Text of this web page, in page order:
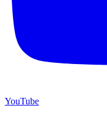
YouTube